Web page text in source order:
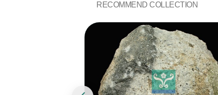
RECOMMEND COLLECTION